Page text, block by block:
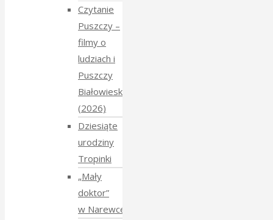
Czytanie
Puszczy –
filmy o
ludziach i
Puszczy
Białowieskiej
(2026)
Dziesiąte
urodziny
Tropinki
„Mały
doktor”
w Narewce